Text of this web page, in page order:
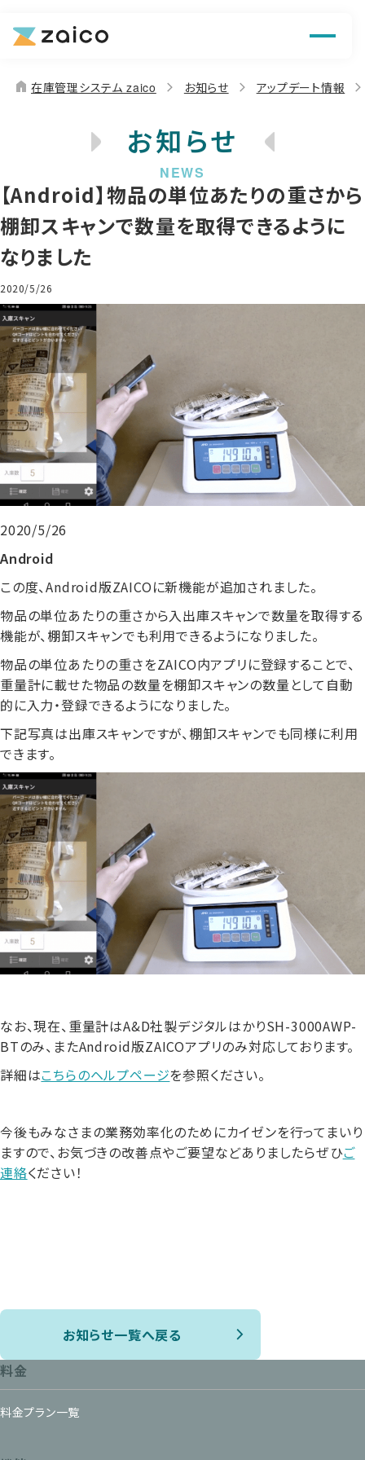
機能
お役立ち情報
home 在庫管理システム zaico お知らせ アップデート情報
お知らせ
【Android】物品の単位あたりの重さから
棚卸スキャンで数量を取得できるように
なりました
2020/5/26
2020/5/26
Android
この度、Android版ZAICOに新機能が追加されました。
物品の単位あたりの重さから入出庫スキャンで数量を取得する
機能が、棚卸スキャンでも利用できるようになりました。
物品の単位あたりの重さをZAICO内アプリに登録することで、
重量計に載せた物品の数量を棚卸スキャンの数量として自動
的に入力・登録できるようになりました。
下記写真は出庫スキャンですが、棚卸スキャンでも同様に利用
できます。
なお、現在、重量計はA&D社製デジタルはかりSH-3000AWP-
BTのみ、またAndroid版ZAICOアプリのみ対応しております。
詳細はこちらのヘルプページを参照ください。
今後もみなさまの業務効率化のためにカイゼンを行ってまいり
ますので、お気づきの改善点やご要望などありましたらぜひご
連絡ください！
お知らせ一覧へ戻る
料金
料金プラン一覧